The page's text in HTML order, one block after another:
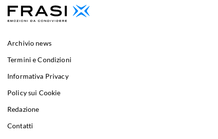
Archivio news
Termini e Condizioni
Informativa Privacy
Policy sui Cookie
Redazione
Contatti